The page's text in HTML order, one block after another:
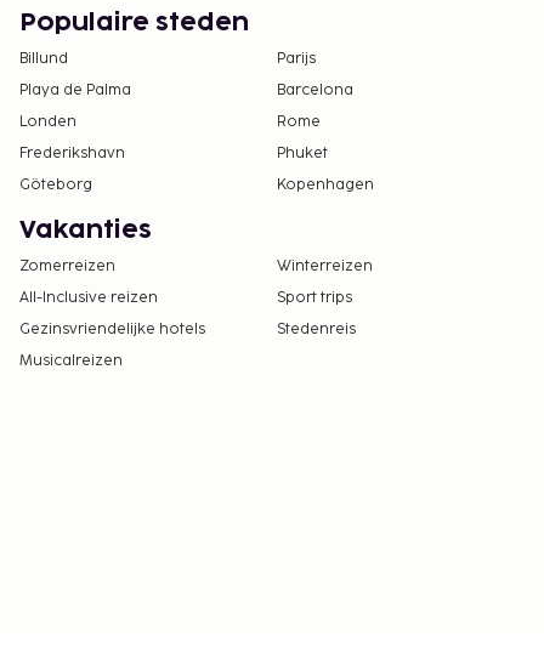
Contactloos uitchecken is mogelijk.
Populaire steden
Billund
Parijs
Playa de Palma
Barcelona
Londen
Rome
Frederikshavn
Phuket
Göteborg
Kopenhagen
Vakanties
Zomerreizen
Winterreizen
All-Inclusive reizen
Sport trips
Gezinsvriendelijke hotels
Stedenreis
Musicalreizen